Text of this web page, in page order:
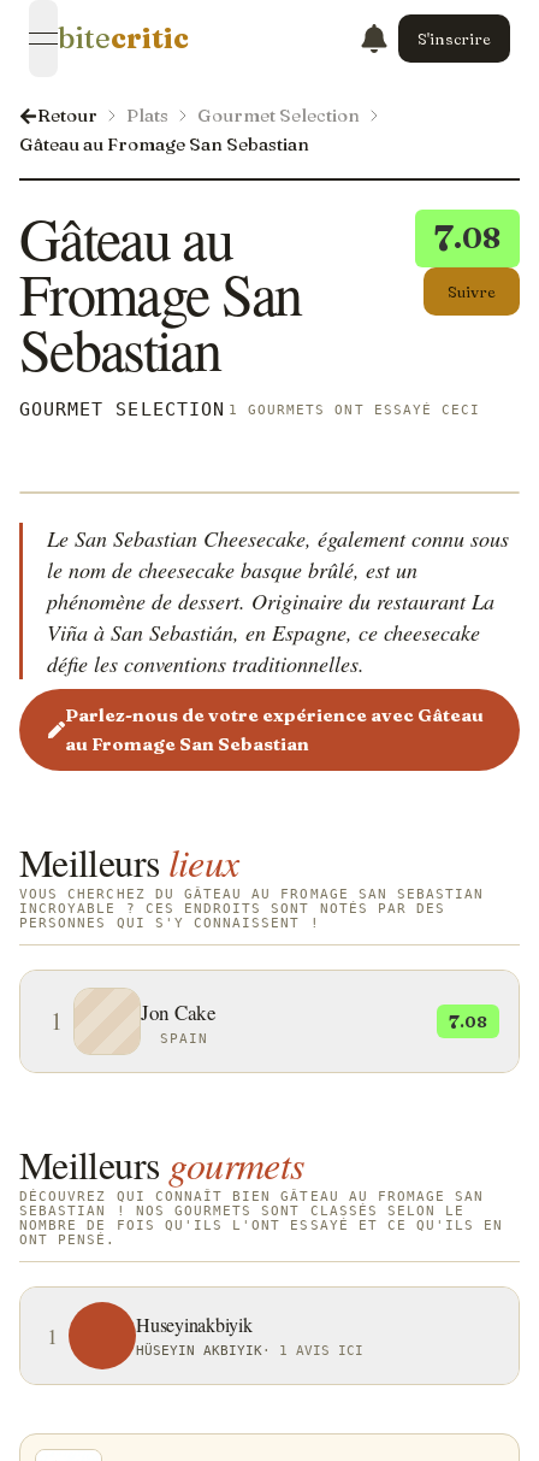
open navigation menu
bitecritic S'inscrire
Retour Plats
Gourmet Selection
Gâteau au Fromage San Sebastian
7.08
Suivre
Gâteau au
Fromage San
Sebastian
GOURMET SELECTION 1 GOURMETS ONT ESSAYÉ CECI
Le San Sebastian Cheesecake, également connu sous
le nom de cheesecake basque brûlé, est un
phénomène de dessert. Originaire du restaurant La
Viña à San Sebastián, en Espagne, ce cheesecake
défie les conventions traditionnelles.
Parlez-nous de votre expérience avec Gâteau
au Fromage San Sebastian
Meilleurs lieux
VOUS CHERCHEZ DU GÂTEAU AU FROMAGE SAN SEBASTIAN
INCROYABLE ? CES ENDROITS SONT NOTÉS PAR DES
PERSONNES QUI S'Y CONNAISSENT !
1 Jon Cake
SPAIN
7.08
Meilleurs gourmets
DÉCOUVREZ QUI CONNAÎT BIEN GÂTEAU AU FROMAGE SAN
SEBASTIAN ! NOS GOURMETS SONT CLASSÉS SELON LE
NOMBRE DE FOIS QU'ILS L'ONT ESSAYÉ ET CE QU'ILS EN
ONT PENSÉ.
1 Huseyinakbiyik
HÜSEYIN AKBIYIK · 1 AVIS ICI